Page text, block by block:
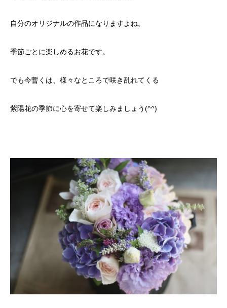
自分のオリジナルの作品になりますよね。
季節ごとに楽しめるお花です。
でも今暫くは、様々なところで咲き乱れてくる
紫陽花の季節に心を寄せて楽しみましょう(^^)